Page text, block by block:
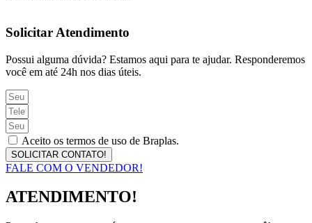
Solicitar Atendimento
Possui alguma dúvida? Estamos aqui para te ajudar. Responderemos
você em até 24h nos dias úteis.
Aceito os termos de uso de Braplas.
SOLICITAR CONTATO!
FALE COM O VENDEDOR!
ATENDIMENTO!